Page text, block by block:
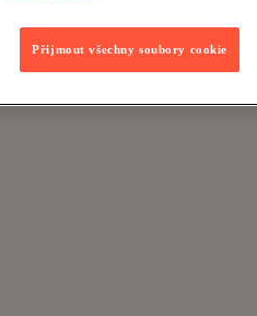
Přijmout všechny soubory cookie